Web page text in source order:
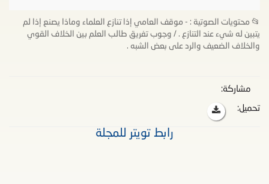
📂 محتويات الصوتية : - موقف العامي إذا تنازع العلماء وماذا يصنع إذا لم
يتبين له شيء عند التنازع . / وجوب تفريق طالب العلم بين الخلاف القوي
والخلاف الضعيف والرد على بعض الشبه .
مشاركة:
تحميل:
رابط تويتر للمجلة